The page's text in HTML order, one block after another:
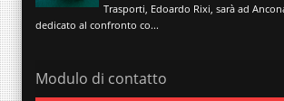
Trasporti, Edoardo Rixi, sarà ad
dedicato al confronto co...
Modulo di contatto